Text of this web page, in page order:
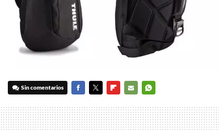
Sin comentarios
MAIL